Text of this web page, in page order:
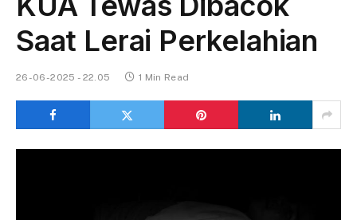
Saat Lerai Perkelahian
26-06-2025 - 22.05 1 Min Read